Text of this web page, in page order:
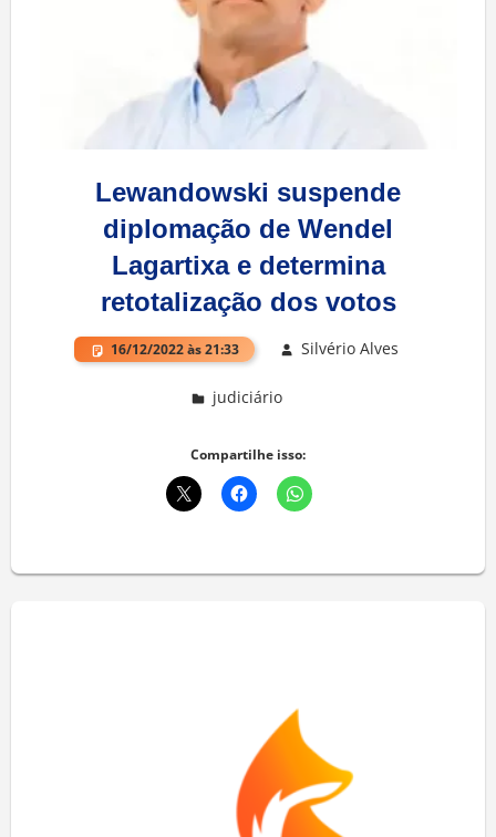
Lewandowski suspende
diplomação de Wendel
Lagartixa e determina
retotalização dos votos
16/12/2022 às 21:33 Silvério Alves
judiciário
Compartilhe isso: